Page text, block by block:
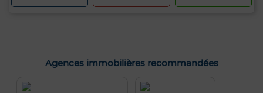
Agences immobilières recommandées